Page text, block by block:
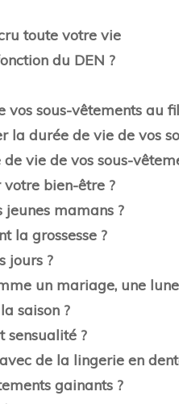
toute votre vie
du DEN ?
sous-vêtements au
la durée de vie de vos
vie de vos sous-
bien-être ?
mamans ?
la grossesse ?
jours ?
un mariage, une
saison ?
sensualité ?
de la lingerie en
gainants ?